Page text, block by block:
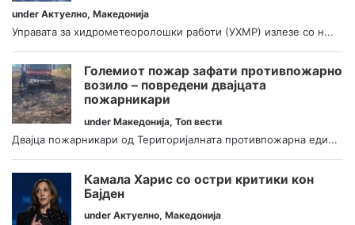
under Актуелно, Македонија
Управата за хидрометеоролошки работи (УХМР) излезе со н...
Големиот пожар зафати противпожарно
возило – повредени двајцата
пожарникари
under Македонија, Топ вести
Двајца пожарникари од Територијалната противпожарна еди...
Камала Харис со остри критики кон
Бајден
under Актуелно, Македонија